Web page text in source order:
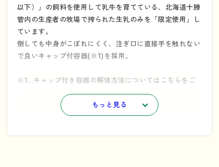
以下）」の飼料を使用して乳牛を育てている、北海道十勝
管内の生産者の牧場で搾られた生乳のみを「限定使用」し
ています。
倒しても中身がこぼれにくく、注ぎ口に直接手を触れない
で良いキャップ付容器(※1)を採用。
※1…キャップ付き容器の解体方法についてはこちらをご
参照ください。→「持続可能なリサイクルのために」
もっと見る